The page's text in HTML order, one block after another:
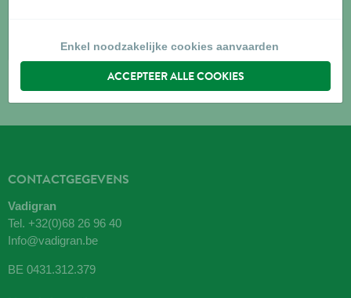
CONTACTGEGEVENS
Vadigran
Tel. +32(0)68 26 96 40
Info@vadigran.be
BE 0431.312.379
Enkel noodzakelijke cookies aanvaarden
ACCEPTEER ALLE COOKIES